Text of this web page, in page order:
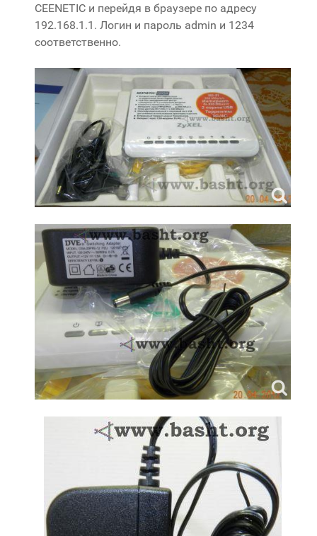
CEENETIC и перейдя в браузере по адресу
192.168.1.1. Логин и пароль admin и 1234
соответственно.